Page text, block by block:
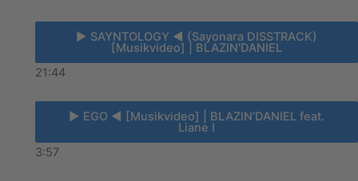
► SAYNTOLOGY ◄ (Sayonara DISSTRACK)
[Musikvideo] | BLAZIN'DANIEL
21:44
► EGO ◄ [Musikvideo] | BLAZIN'DANIEL feat.
Liane I
3:57